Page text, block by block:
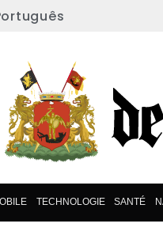
TECHNOLOGIE SANTÉ